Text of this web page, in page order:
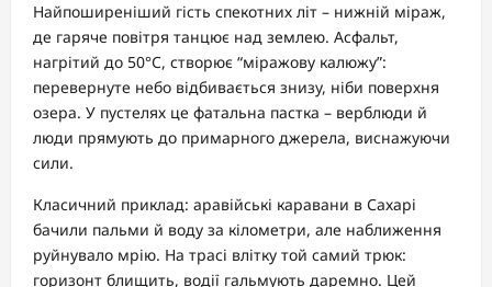
Найпоширеніший гість спекотних літ – нижній міраж,
де гаряче повітря танцює над землею. Асфальт,
нагрітий до 50°C, створює “міражову калюжу”:
перевернуте небо відбивається знизу, ніби поверхня
озера. У пустелях це фатальна пастка – верблюди й
люди прямують до примарного джерела, виснажуючи
сили.
Класичний приклад: аравійські каравани в Сахарі
бачили пальми й воду за кілометри, але наближення
руйнувало мрію. На трасі влітку той самий трюк:
горизонт блищить, водії гальмують даремно. Цей